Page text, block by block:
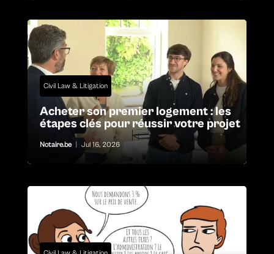
Civil Law & Litigation
Acheter son premier logement : les
étapes clés pour réussir votre projet
Notaire.be Jul 16, 2026